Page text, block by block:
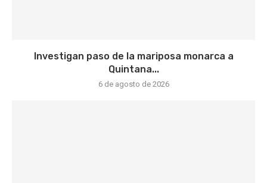
Investigan paso de la mariposa monarca a
Quintana...
6 de agosto de 2026